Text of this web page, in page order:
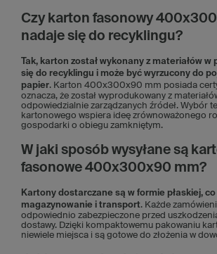
Czy karton fasonowy
nadaje się do recyklingu?
Tak, karton został wykonany z materiałów w
się do recyklingu i może być wyrzucony do
papier. Karton 400x300x90 mm posiada
oznacza, że został wyprodukowany z
odpowiedzialnie zarządzanych źródeł. Wybór
kartonowego wspiera ideę zrównoważonego
gospodarki o obiegu zamkniętym.
W jaki sposób wysyłane są
fasonowe 400x300x90 mm?
Kartony dostarczane są w formie płaskiej, co
magazynowanie i transport. Każde
odpowiednio zabezpieczone przed
dostawy. Dzięki kompaktowemu pakowaniu
niewiele miejsca i są gotowe do złożenia w